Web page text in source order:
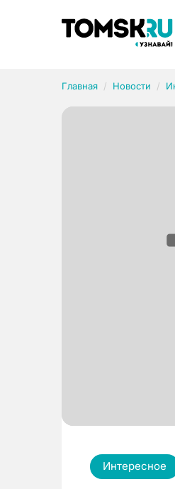
Главная Новости
Интересное
Рубрики